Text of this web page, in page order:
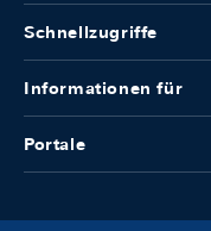
Schnellzugriffe
Informationen für
Portale